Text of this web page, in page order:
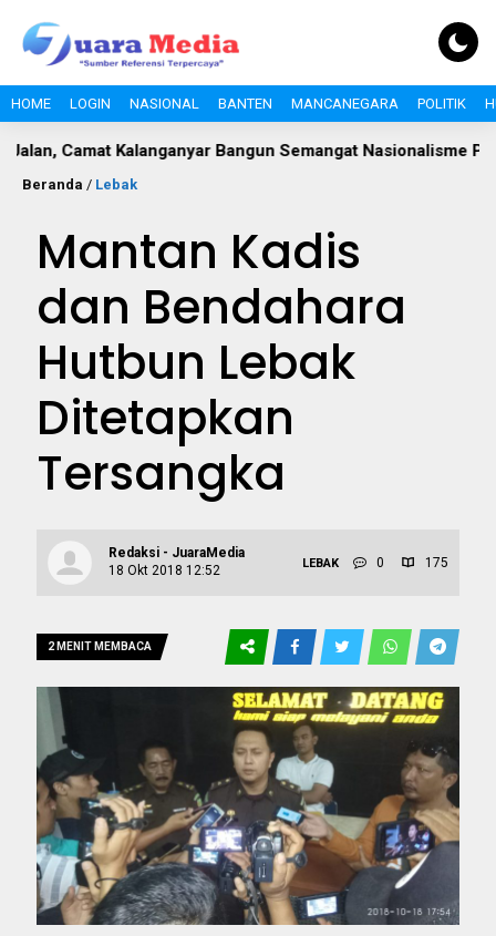
HOME LOGIN NASIONAL BANTEN MANCANEGARA POLITIK
Kalanganyar Bangun Semangat Nasionalisme Pelajar
Beranda / Lebak
Mantan Kadis
dan Bendahara
Hutbun Lebak
Ditetapkan
Tersangka
Redaksi - JuaraMedia
18 Okt 2018 12:52
LEBAK 0 175
2 MENIT MEMBACA